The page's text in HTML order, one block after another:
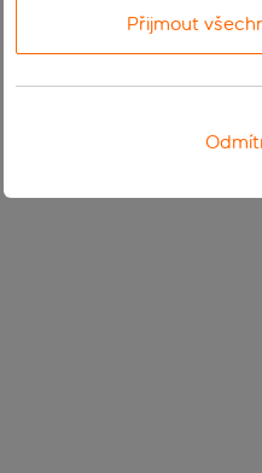
Přijmout